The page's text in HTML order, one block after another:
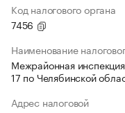
Код налогового органа
7456
Наименование
Межрайонная
17 по Челябинской
Адрес налоговой